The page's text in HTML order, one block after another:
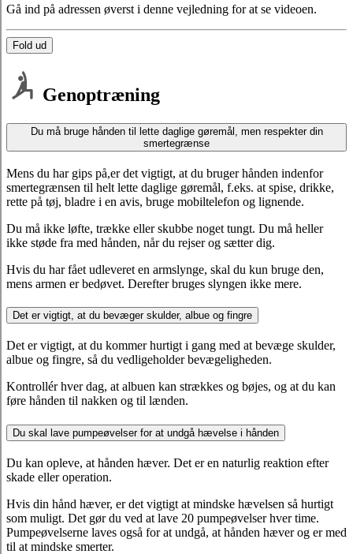
Gå ind på adressen øverst i denne vejledning for at se videoen.
Fold ud
Genoptræning
Du må bruge hånden til lette daglige gøremål, men respekter din
smertegrænse
Mens du har gips på,er det vigtigt, at du bruger hånden indenfor
smertegrænsen til helt lette daglige gøremål, f.eks. at spise, drikke,
rette på tøj, bladre i en avis, bruge mobiltelefon og lignende.
Du må ikke løfte, trække eller skubbe noget tungt. Du må heller
ikke støde fra med hånden, når du rejser og sætter dig.
Hvis du har fået udleveret en armslynge, skal du kun bruge den,
mens armen er bedøvet. Derefter bruges slyngen ikke mere.
Det er vigtigt, at du bevæger skulder, albue og fingre
Det er vigtigt, at du kommer hurtigt i gang med at bevæge skulder,
albue og fingre, så du vedligeholder bevægeligheden.
Kontrollér hver dag, at albuen kan strækkes og bøjes, og at du kan
føre hånden til nakken og til lænden.
Du skal lave pumpeøvelser for at undgå hævelse i hånden
Du kan opleve, at hånden hæver. Det er en naturlig reaktion efter
skade eller operation.
Hvis din hånd hæver, er det vigtigt at mindske hævelsen så hurtigt
som muligt. Det gør du ved at lave 20 pumpeøvelser hver time.
Pumpeøvelserne laves også for at undgå, at hånden hæver og er med
til at mindske smerter.